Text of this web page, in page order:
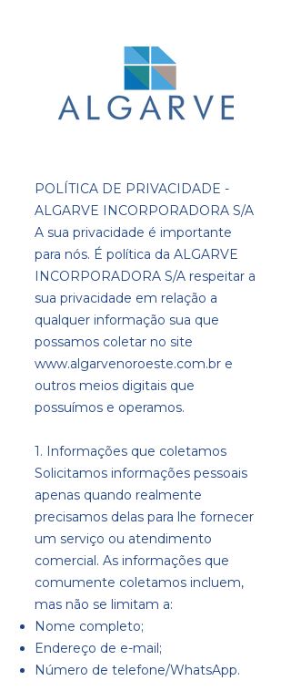
POLÍTICA DE PRIVACIDADE -
ALGARVE INCORPORADORA S/A
A sua privacidade é importante
para nós. É política da ALGARVE
INCORPORADORA S/A respeitar a
sua privacidade em relação a
qualquer informação sua que
possamos coletar no site
www.algarvenoroeste.com.br e
outros meios digitais que
possuímos e operamos.
1. Informações que coletamos
Solicitamos informações pessoais
apenas quando realmente
precisamos delas para lhe fornecer
um serviço ou atendimento
comercial. As informações que
comumente coletamos incluem,
mas não se limitam a:
Nome completo;
Endereço de e-mail;
Número de telefone/WhatsApp.